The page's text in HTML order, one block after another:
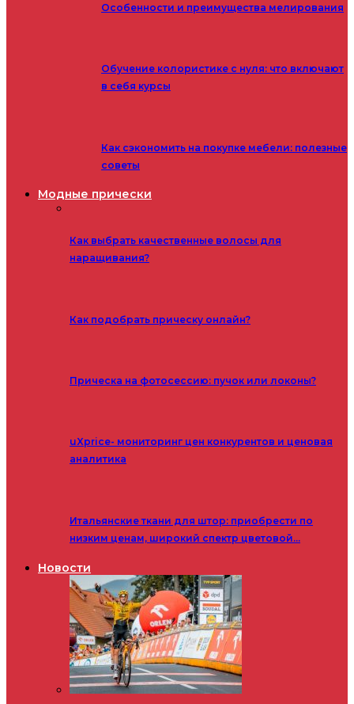
Особенности и преимущества мелирования
Обучение колористике с нуля: что включают
в себя курсы
Как сэкономить на покупке мебели: полезные
советы
Модные прически
Как выбрать качественные волосы для
наращивания?
Как подобрать прическу онлайн?
Прическа на фотосессию: пучок или локоны?
uXprice- мониторинг цен конкурентов и ценовая
аналитика
Итальянские ткани для штор: приобрести по
низким ценам, широкий спектр цветовой…
Новости